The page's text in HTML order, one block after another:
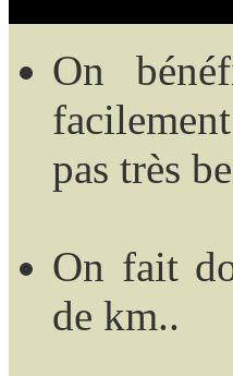
On
pas très
On fait
de km..